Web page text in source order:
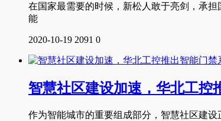
在国家最需要的时候，新松人敢于亮剑，承
能
2020-10-19 2091 0
智慧社区建设加速，华北工控
作为智能城市的重要组成部分，智慧社区建